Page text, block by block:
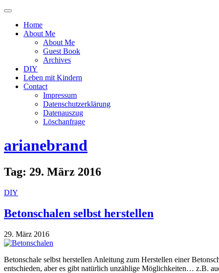
Menü
oder
ausblenden
Home
About Me
About Me
Guest Book
Archives
DIY
Leben mit Kindern
Contact
Impressum
Datenschutzerklärung
Datenauszug
Löschanfrage
arianebrand
Tag: 29. März 2016
DIY
Betonschalen selbst herstellen
29. März 2016
Betonschale selbst herstellen Anleitung zum Herstellen einer
entschieden, aber es gibt natürlich unzählige Möglichkeiten… z.B.